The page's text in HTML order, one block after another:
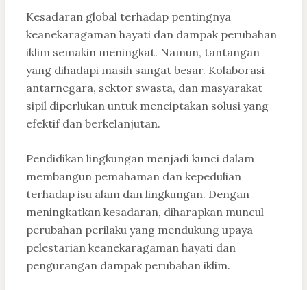
Kesadaran global terhadap pentingnya
keanekaragaman hayati dan dampak perubahan
iklim semakin meningkat. Namun, tantangan
yang dihadapi masih sangat besar. Kolaborasi
antarnegara, sektor swasta, dan masyarakat
sipil diperlukan untuk menciptakan solusi yang
efektif dan berkelanjutan.
Pendidikan lingkungan menjadi kunci dalam
membangun pemahaman dan kepedulian
terhadap isu alam dan lingkungan. Dengan
meningkatkan kesadaran, diharapkan muncul
perubahan perilaku yang mendukung upaya
pelestarian keanekaragaman hayati dan
pengurangan dampak perubahan iklim.